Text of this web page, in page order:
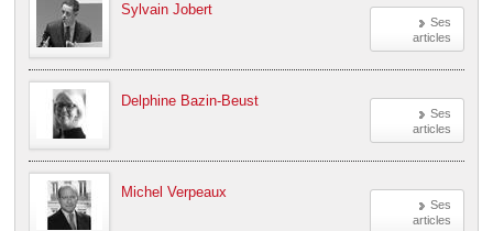
Ses
articles
Sylvain Jobert
Ses
articles
Delphine Bazin-Beust
Ses
articles
Michel Verpeaux